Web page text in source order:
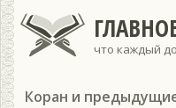
что каждый
Коран и